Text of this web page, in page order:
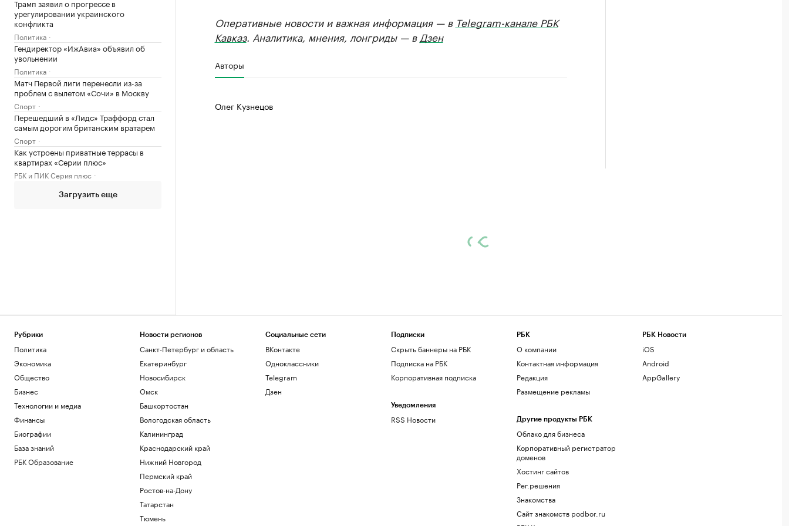
Трамп заявил о прогрессе в
урегулировании украинского
конфликта
Политика
Гендиректор «ИжАвиа» объявил об
увольнении
Политика
Матч Первой лиги перенесли из-за
проблем с вылетом «Сочи» в Москву
Спорт
Перешедший в «Лидс» Траффорд стал
самым дорогим британским вратарем
Спорт
Как устроены приватные террасы в
квартирах «Серии плюс»
РБК и ПИК Серия плюс
Загрузить еще
Оперативные новости и важная информация — в Telegram-канале РБК
Кавказ. Аналитика, мнения, лонгриды — в Дзен
Авторы
Олег Кузнецов
Рубрики
Политика
Экономика
Общество
Бизнес
Технологии и медиа
Финансы
Биографии
База знаний
РБК Образование
Новости регионов
Санкт-Петербург и область
Екатеринбург
Новосибирск
Омск
Башкортостан
Вологодская область
Калининград
Краснодарский край
Нижний Новгород
Пермский край
Ростов-на-Дону
Татарстан
Тюмень
Социальные сети
ВКонтакте
Одноклассники
Telegram
Дзен
Подписки
Скрыть баннеры на РБК
Подписка на РБК
Корпоративная подписка
Уведомления
RSS Новости
РБК
О компании
Контактная информация
Редакция
Размещение рекламы
Другие продукты РБК
Облако для бизнеса
Корпоративный регистратор
доменов
Хостинг сайтов
Рег.решения
Знакомства
Сайт знакомств podbor.ru
РБК Новости
iOS
Android
AppGallery